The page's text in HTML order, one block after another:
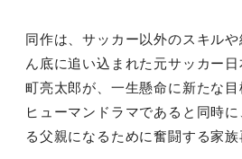
同作は、サッカー以外のスキル
ん底に追い込 まれた元サッカー
町亮太郎が、一生懸命に新たな
ヒューマンドラマであると同時
る父親になるために奮闘する家族